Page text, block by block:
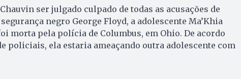
ser julgado culpado de todas as acusações de
negro George Floyd, a adolescente Ma’Khia
morta pela polícia de Columbus, em Ohio. De acordo
policiais, ela estaria ameaçando outra adolescente com